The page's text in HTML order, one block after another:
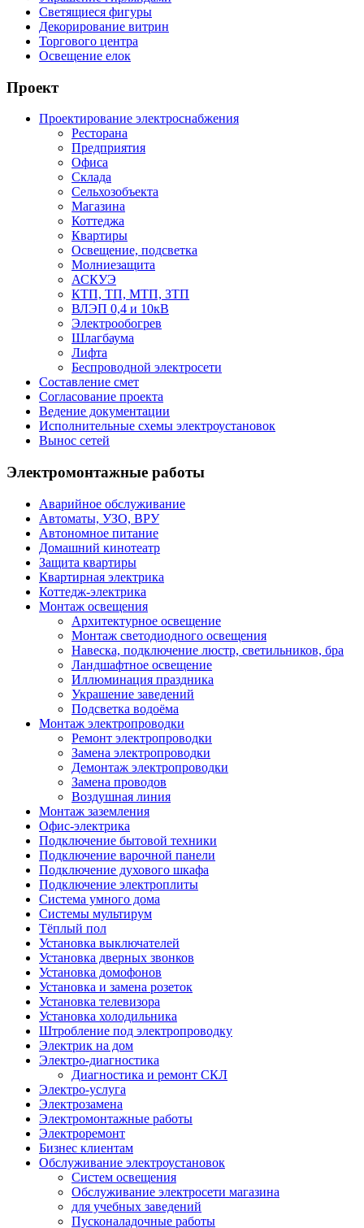
Светящиеся фигуры
Декорирование витрин
Торгового центра
Освещение елок
Проект
Проектирование электроснабжения
Ресторана
Предприятия
Офиса
Склада
Сельхозобъекта
Магазина
Коттеджа
Квартиры
Освещение, подсветка
Молниезащита
АСКУЭ
КТП, ТП, МТП, ЗТП
ВЛЭП 0,4 и 10кВ
Электрообогрев
Шлагбаума
Лифта
Беспроводной электросети
Составление смет
Согласование проекта
Ведение документации
Исполнительные схемы электроустановок
Вынос сетей
Электромонтажные работы
Аварийное обслуживание
Автоматы, УЗО, ВРУ
Автономное питание
Домашний кинотеатр
Защита квартиры
Квартирная электрика
Коттедж-электрика
Монтаж освещения
Архитектурное освещение
Монтаж светодиодного освещения
Навеска, подключение люстр, светильников, бра
Ландшафтное освещение
Иллюминация праздника
Украшение заведений
Подсветка водоёма
Монтаж электропроводки
Ремонт электропроводки
Замена электропроводки
Демонтаж электропроводки
Замена проводов
Воздушная линия
Монтаж заземления
Офис-электрика
Подключение бытовой техники
Подключение варочной панели
Подключение духового шкафа
Подключение электроплиты
Система умного дома
Системы мультирум
Тёплый пол
Установка выключателей
Установка дверных звонков
Установка домофонов
Установка и замена розеток
Установка телевизора
Установка холодильника
Штробление под электропроводку
Электрик на дом
Электро-диагностика
Диагностика и ремонт СКЛ
Электро-услуга
Электрозамена
Электромонтажные работы
Электроремонт
Бизнес клиентам
Обслуживание электроустановок
Систем освещения
Обслуживание электросети магазина
для учебных заведений
Пусконаладочные работы